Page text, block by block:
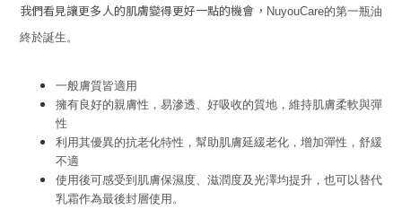
我們看見讓更多人的肌膚變得更好一點的機會， NuyouCare的第一瓶油
終於誕生。
一般膚質皆適用
擁有良好的親膚性，易滲透、好吸收的質地，維持肌膚柔軟與彈
性
利用其優異的抗老化特性，幫助肌膚延緩老化，增加彈性，舒緩
不適
使用後可感受到肌膚保濕度、滋潤度及光澤均提升，也可以替代
乳霜作為最後封層使用。